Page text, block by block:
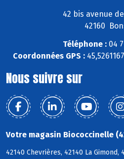
42 bis avenue
42160
Téléphone : 04
Coordonnées GPS :
Nous suivre sur
Votre magasin Biococcinelle
42140 Chevrières, 42140 La Gimond,